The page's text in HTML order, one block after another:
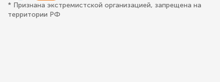
* Признана экстремистской организацией, запрещена на
территории РФ